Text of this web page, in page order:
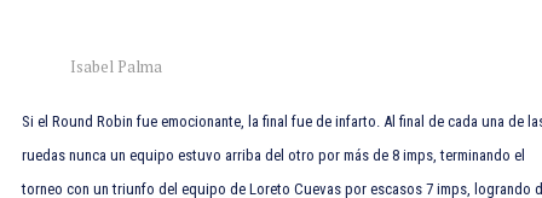
Isabel Palma
Si el Round Robin fue emocionante, la final fue de infarto. Al final de cada una de
ruedas nunca un equipo estuvo arriba del otro por más de 8 imps, terminando el
torneo con un triunfo del equipo de Loreto Cuevas por escasos 7 imps, logrando